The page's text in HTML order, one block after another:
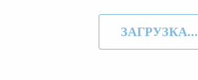
ЗАГРУЗКА...